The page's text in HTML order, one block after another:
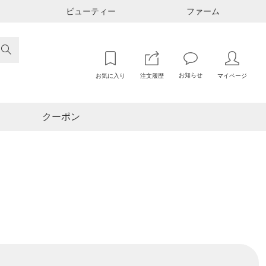
ビューティー ファーム

お気に入り 注文履歴 お知らせ マイページ
クーポン